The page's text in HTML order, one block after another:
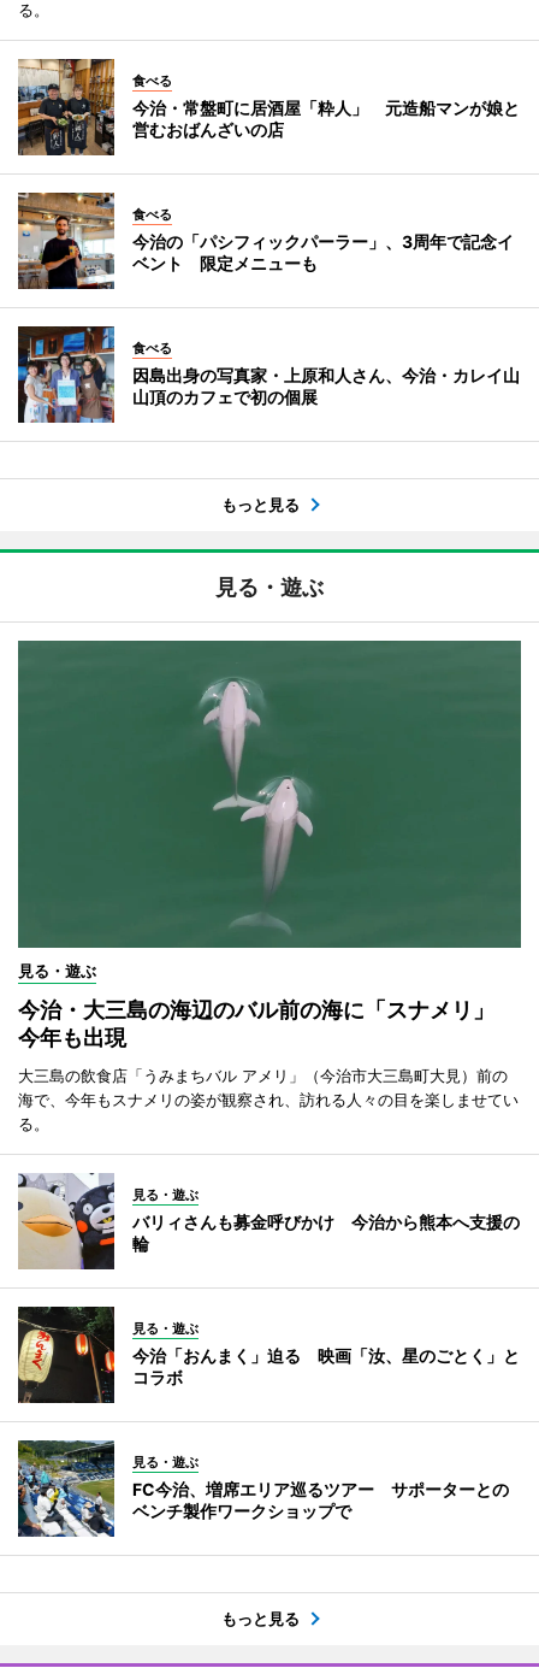
る。
食べる
今治・常盤町に居酒屋「粋人」 元造船マンが娘と
営むおばんざいの店
食べる
今治の「パシフィックパーラー」、3周年で記念イ
ベント 限定メニューも
食べる
因島出身の写真家・上原和人さん、今治・カレイ山
山頂のカフェで初の個展
もっと見る
見る・遊ぶ
見る・遊ぶ
今治・大三島の海辺のバル前の海に「スナメリ」
今年も出現
大三島の飲食店「うみまちバル アメリ」（今治市大三島町大見）前の
海で、今年もスナメリの姿が観察され、訪れる人々の目を楽しませてい
る。
見る・遊ぶ
バリィさんも募金呼びかけ 今治から熊本へ支援の
輪
見る・遊ぶ
今治「おんまく」迫る 映画「汝、星のごとく」と
コラボ
見る・遊ぶ
FC今治、増席エリア巡るツアー サポーターとの
ベンチ製作ワークショップで
もっと見る